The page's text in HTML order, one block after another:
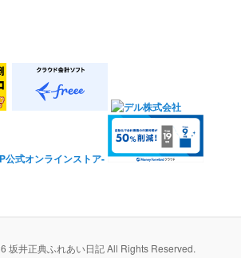
坂井正典ふれあい日記 All Rights Reserved.